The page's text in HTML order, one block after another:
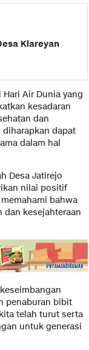
Klareyan
Air Dunia yang
kesadaran
dan
dapat
dalam hal
Desa Jatirejo
nilai positif
bahwa
kesejahteraan
penaburan bibit
telah turut serta
untuk generasi